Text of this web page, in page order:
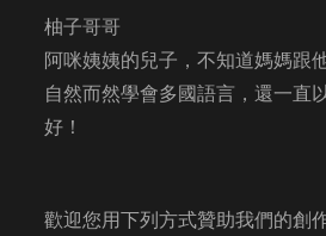
柚子哥哥
阿咪姨姨的兒子，不知道媽媽跟
自然而然學會多國語言，還一直
好！
歡迎您用下列方式贊助我們的創